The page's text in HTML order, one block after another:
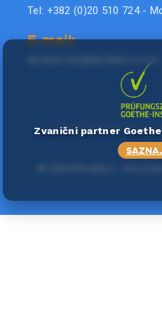
Tel: +382 (0)20 510 724 -
E-mail:
Zvanični partner